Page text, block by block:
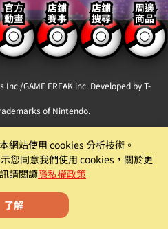
官方
動畫
店鋪
賽事
店鋪
搜尋
周邊
商品
GAME FREAK inc. Developed by T-
of Nintendo.
動販賣機。
有權就該遊戲為內容調整、更新、優化或
網站使用 cookies 分析技術。
您同意我們使用 cookies，關於更
請閱讀隱私權政策
了解